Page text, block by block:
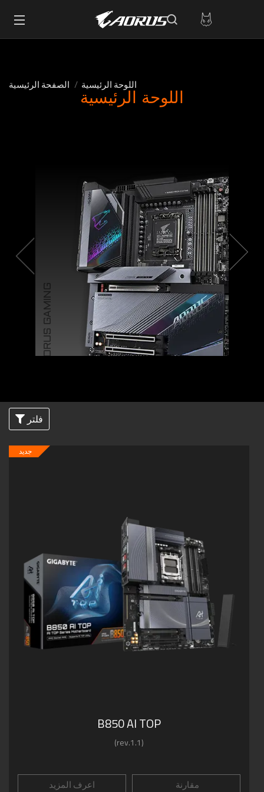
الصفحة الرئيسية اللوحة الرئيسية
اللوحة الرئيسية
AORUS GAMING
فلتر
جديد
B850 AI TOP
(rev.1.1)
اعرف المزيد مقارنة